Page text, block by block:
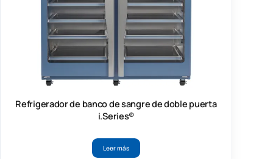
Refrigerador de banco de sangre de doble puerta
i.Series®
Leer más